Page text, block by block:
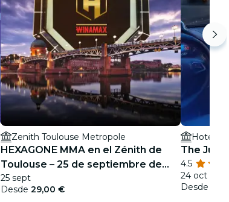
Zenith Toulouse Metropole
HEXAGONE MMA en el Zénith de
Toulouse – 25 de septiembre de
2026
25 sept
Desde 29,00 €
Hotel
The Jury
4.5
24 oct - 16
Desde